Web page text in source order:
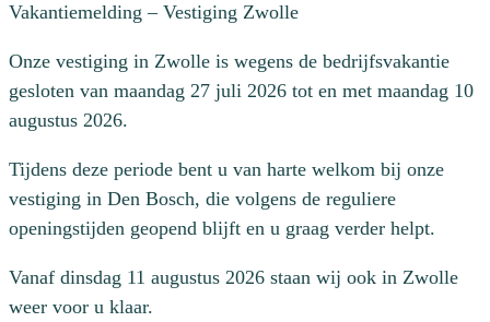
Vakantiemelding – Vestiging Zwolle
Onze vestiging in Zwolle is wegens de bedrijfsvakantie
gesloten van maandag 27 juli 2026 tot en met maandag 10
augustus 2026.
Tijdens deze periode bent u van harte welkom bij onze
vestiging in Den Bosch, die volgens de reguliere
openingstijden geopend blijft en u graag verder helpt.
Vanaf dinsdag 11 augustus 2026 staan wij ook in Zwolle
weer voor u klaar.